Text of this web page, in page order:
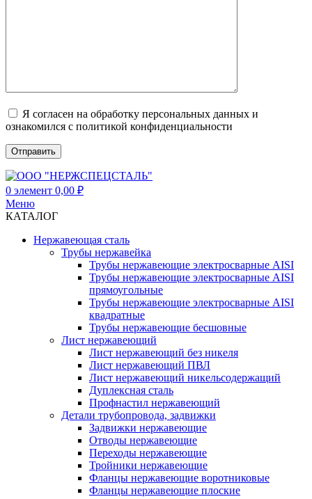
Я согласен на обработку персональных данных и
ознакомился с политикой конфиденциальности
0 элемент 0,00 ₽
Меню
КАТАЛОГ
Нержавеющая сталь
Трубы нержавейка
Трубы нержавеющие электросварные AISI
Трубы нержавеющие электросварные AISI
прямоугольные
Трубы нержавеющие электросварные AISI
квадратные
Трубы нержавеющие бесшовные
Лист нержавеющий
Лист нержавеющий без никеля
Лист нержавеющий ПВЛ
Лист нержавеющий никельсодержащий
Дуплексная сталь
Профнастил нержавеющий
Детали трубопровода, задвижки
Задвижки нержавеющие
Отводы нержавеющие
Переходы нержавеющие
Тройники нержавеющие
Фланцы нержавеющие воротниковые
Фланцы нержавеющие плоские